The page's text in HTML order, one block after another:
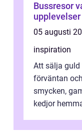
Bussresor
05 augusti
inspiration
Att sälja
förväntan
smycken,
kedjor